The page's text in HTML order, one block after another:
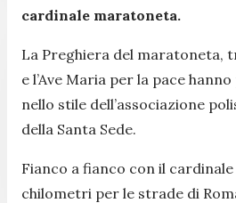
cardinale maratoneta.
La Preghiera del maratoneta,
e l’Ave Maria per la pace
nello stile dell’associazione
della Santa Sede.
Fianco a fianco con il
chilometri per le strade di